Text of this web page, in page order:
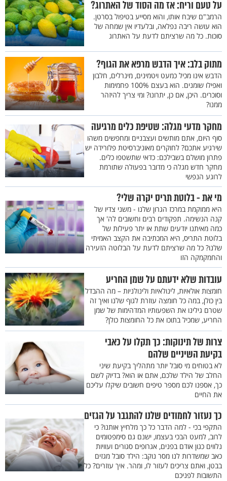
על טעם וריח: אז מה הסוד של האתרוג?
הרמב"ם שיבח אותו, והוא מסייע בטיפול בסרטן.
הוא עושה ריבה נפלאה, ובלעדיו אין שמחה של
סוכות. כל מה שרציתם לדעת על האתרוג
מתוק בלב: איך הדבש מרפא את הגוף?
הדבש אינו מכיל כמעט ויטמינים, מינרלים, חלבון
ואפילו שומנים. הוא בעצם 100% פחמימות
וסוכרים. היכן, אם כן, יתרונו? ומי צריך להיזהר
ממנו?
מחקר מדעי מגלה: שטיפת כלים מרגיעה
סוף היום, אתם מותשים ועצבניים ומחפשים משהו
שירגיע אתכם? לחוקרים מאוניברסיטת פלורידה יש
פתרון מושלם בשבילכם: כדאי שתשטפו כלים.
מחקר חדש מגלה כי מדובר בפעולה שתורמת
לרוגע הנפשי
מי את - בלוטת תריס יקרה שלי?
היא ממוקמת במרכז הגרון שלנו - משני צדיו של
קנה הנשימה. תפקודים רבים וחשובים לה' אך
כמה מאיתנו יודעים שתת או יתר פעילות של
בלוטת התריס, היא המכתיבה את הקצב האמיתי
שלנו? כל מה שרציתם לדעת על הבלוטה הזעירה
והחמקמקה הזו
עובדות שלא ידעתם על שמן החריע
חומצות אולאיות, לינולאיות ולינולניות – מה ההבדל
בין כולן, במה כל חומצה עוזרת לגוף שלנו ואיך זה
שטרם גילינו את השפעותיו המדהימות של שמן
החריע, שמכיל בתוכו את כל החומצות כולן?
צרות של תינוקות: כך תקלו על כאבי
בקיעת השיניים שלהם
לא בטוחים מי סובל יותר מתהליך בקיעת שיני
החלב של הילד שלכם, אתם או הוא? בדיוק לשם
כך, אספנו לכם מספר טיפים חשובים שיקלו עליכם
את החיים
כך נעזור לחמודים שלנו להתגבר על הגזים
התקפי בכי - למה הדבר כל כך מלחיץ אותנו? כי
לרוב, למעט הבכי בעצמו, ישנם גם סימפטומים
נלווים כגון אודם בפנים, אגרופים סגורים ועוויות
כאב שמשדרות לנו מסר נוקב: הילד סובל מגזים
בבטן, ואתם צריכים לעזור לו, ומהר. איך עוזרים? כל
התשובות לפניכם